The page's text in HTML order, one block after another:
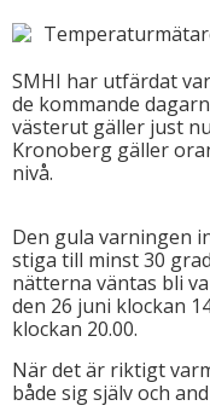
SMHI har utfärdat
de kommande
västerut gäller just
Kronoberg gäller
nivå.
Den gula varningen
stiga till minst 30
nätterna väntas bli
den 26 juni klockan
klockan 20.00.
När det är riktigt
både sig själv och